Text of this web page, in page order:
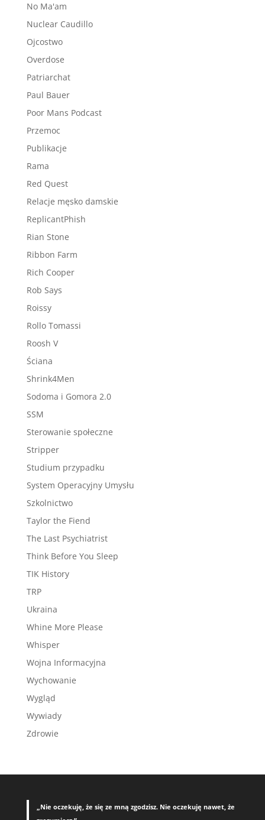
No Ma'am
Nuclear Caudillo
Ojcostwo
Overdose
Patriarchat
Paul Bauer
Poor Mans Podcast
Przemoc
Publikacje
Rama
Red Quest
Relacje męsko damskie
ReplicantPhish
Rian Stone
Ribbon Farm
Rich Cooper
Rob Says
Roissy
Rollo Tomassi
Roosh V
Ściana
Shrink4Men
Sodoma i Gomora 2.0
SSM
Sterowanie społeczne
Stripper
Studium przypadku
System Operacyjny Umysłu
Szkolnictwo
Taylor the Fiend
The Last Psychiatrist
Think Before You Sleep
TIK History
TRP
Ukraina
Whine More Please
Whisper
Wojna Informacyjna
Wychowanie
Wygląd
Wywiady
Zdrowie
„Nie oczekuję, że się ze mną zgodzisz. Nie oczekuję nawet, że